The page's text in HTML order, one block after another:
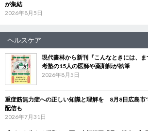
が集結
2026年8月5日
ヘルスケア
現代書林から新刊『こんなときには、
考塾の15人の医師や薬剤師が執筆
2026年8月5日
重症筋無力症への正しい知識と理解を 8月8日広島市
配信も
2026年7月31日